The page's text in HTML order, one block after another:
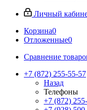
Личный
Корзина0
Отложенные0
Сравнение
+7 (872) 255-55-57
Назад
Телефоны
+7 (872)